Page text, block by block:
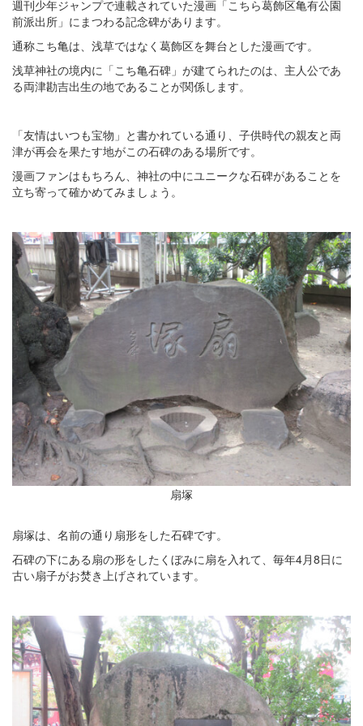
週刊少年ジャンプで連載されていた漫画「こちら葛飾区亀有公園
前派出所」にまつわる記念碑があります。
通称こち亀は、浅草ではなく葛飾区を舞台とした漫画です。
浅草神社の境内に「こち亀石碑」が建てられたのは、主人公であ
る両津勘吉出生の地であることが関係します。
「友情はいつも宝物」と書かれている通り、子供時代の親友と両
津が再会を果たす地がこの石碑のある場所です。
漫画ファンはもちろん、神社の中にユニークな石碑があることを
立ち寄って確かめてみましょう。
扇塚
扇塚は、名前の通り扇形をした石碑です。
石碑の下にある扇の形をしたくぼみに扇を入れて、毎年4月8日に
古い扇子がお焚き上げされています。